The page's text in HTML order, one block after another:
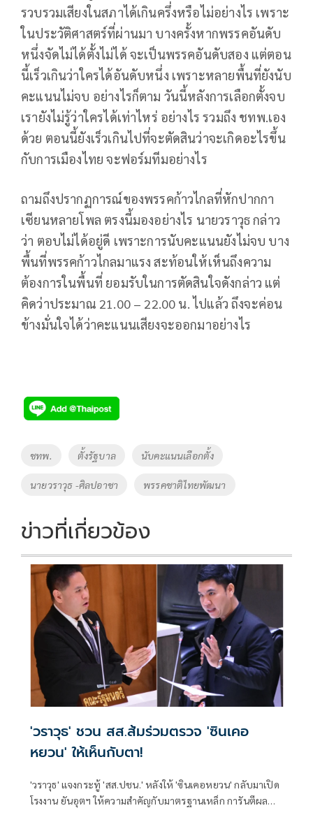
รวบรวมเสียงในสภาได้เกินครึ่งหรือไม่อย่างไร เพราะ
ในประวัติศาสตร์ที่ผ่านมา บางครั้งหากพรรคอันดับ
หนึ่งจัดไม่ได้ตั้งไม่ได้ จะเป็นพรรคอันดับสอง แต่ตอน
นี้เร็วเกินว่าใครได้อันดับหนึ่ง เพราะหลายพื้นที่ยังนับ
คะแนนไม่จบ อย่างไรก็ตาม วันนี้หลังการเลือกตั้งจบ
เรายังไม่รู้ว่าใครได้เท่าไหร่ อย่างไร รวมถึง ชทพ.เอง
ด้วย ตอนนี้ยังเร็วเกินไปที่จะตัดสินว่าจะเกิดอะไรขึ้น
กับการเมืองไทย จะฟอร์มทีมอย่างไร
ถามถึงปรากฏการณ์ของพรรคก้าวไกลที่หักปากกา
เซียนหลายโพล ตรงนี้มองอย่างไร นายวราวุธ กล่าว
ว่า ตอบไม่ได้อยู่ดี เพราะการนับคะแนนยังไม่จบ บาง
พื้นที่พรรคก้าวไกลมาแรง สะท้อนให้เห็นถึงความ
ต้องการในพื้นที่ ยอมรับในการตัดสินใจดังกล่าว แต่
คิดว่าประมาณ 21.00 – 22.00 น. ไปแล้ว ถึงจะค่อน
ข้างมั่นใจได้ว่าคะแนนเสียงจะออกมาอย่างไร
Tags
ชทพ. ตั้งรัฐบาล นับคะแนนเลือกตั้ง
นายวราวุธ -ศิลปอาชา พรรคชาติไทยพัฒนา
ข่าวที่เกี่ยวข้อง
'วราวุธ' ชวน สส.ส้มร่วมตรวจ 'ซินเคอ
หยวน' ให้เห็นกับตา!
'วราวุธ' แจงกระทู้ 'สส.ปชน.' หลังให้ 'ซินเคอหยวน' กลับมาเปิด
โรงงาน ยันอุตฯ ให้ความสำคัญกับมาตรฐานเหล็ก การันตีผล